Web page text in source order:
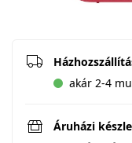
akár 2-4
Áruházi